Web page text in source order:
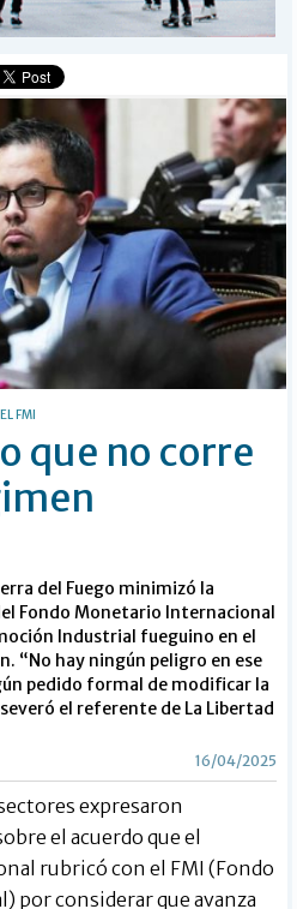
FMI
que no corre
del Fuego minimizó la
Fondo Monetario Internacional
Industrial fueguino en el
“No hay ningún peligro en ese
pedido formal de modificar la
el referente de La Libertad
16/04/2025
expresaron
el acuerdo que el
rubricó con el FMI (Fondo
por considerar que avanza